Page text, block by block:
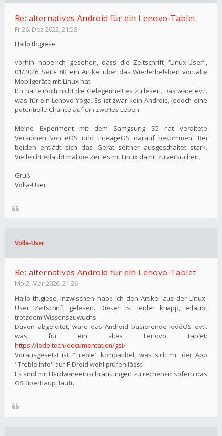
Re: alternatives Android für ein Lenovo-Tablet
Fr 26. Dez 2025, 21:58
Hallo th.giese,
vorhin habe ich gesehen, dass die Zeitschrift "Linux-User",
01/2026, Seite 80, ein Artikel über das Wiederbeleben von alte
Mobilgeräte mit Linux hat.
Ich hatte noch nicht die Gelegenheit es zu lesen. Das wäre evtl.
was für ein Lenovo Yoga. Es ist zwar kein Android, jedoch eine
potentielle Chance auf ein zweites Leben.
Meine Experiment mit dem Samgsung S5 hat veraltete
Versionen von eOS und LineageOS darauf bekommen. Bei
beiden entlädt sich das Gerät seither ausgeschaltet stark.
Vielleicht erlaubt mal die Zeit es mit Linux damit zu versuchen.
Gruß
Volla-User
Volla-User
Re: alternatives Android für ein Lenovo-Tablet
Mo 2. Mär 2026, 21:26
Hallo th.giese, inzwischen habe ich den Artikel aus der Linux-
User Zeitschrift gelesen. Dieser ist leider knapp, erlaubt
trotzdem Wissenszuwuchs.
Davon abgeleitet, wäre das Android basierende IodéOS evtl.
was für ein altes Lenovo Tablet:
https://iode.tech/documentation/gsi/
Vorausgesetzt ist "Treble" kompatibel, was sich mit der App
"Treble Info" auf F-Droid wohl prüfen lässt.
Es sind mit Hardwareeinschränkungen zu rechenen sofern das
OS überhaupt lauft.